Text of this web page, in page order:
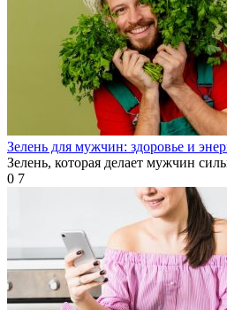
Зелень для мужчин: здоровье и
Зелень, которая делает мужчин
0 7